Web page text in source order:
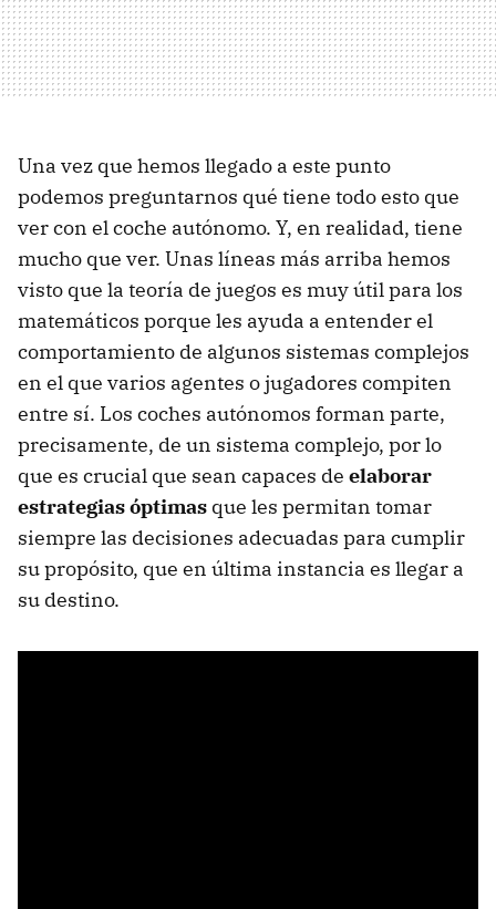
Una vez que hemos llegado a este punto
podemos preguntarnos qué tiene todo esto que
ver con el coche autónomo. Y, en realidad, tiene
mucho que ver. Unas líneas más arriba hemos
visto que la teoría de juegos es muy útil para los
matemáticos porque les ayuda a entender el
comportamiento de algunos sistemas complejos
en el que varios agentes o jugadores compiten
entre sí. Los coches autónomos forman parte,
precisamente, de un sistema complejo, por lo
que es crucial que sean capaces de elaborar
estrategias óptimas que les permitan tomar
siempre las decisiones adecuadas para cumplir
su propósito, que en última instancia es llegar a
su destino.